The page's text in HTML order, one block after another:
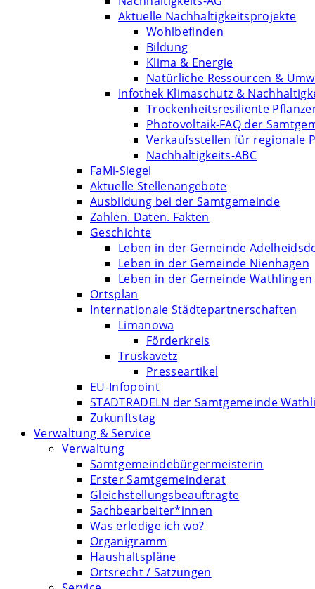
Aktuelle Nachhaltigkeitsprojekte
Wohlbefinden
Bildung
Klima & Energie
Natürliche Ressourcen &
Infothek Klimaschutz &
Trockenheitsresiliente
Photovoltaik-FAQ der
Verkaufsstellen für regionale
Nachhaltigkeits-ABC
FaMi-Siegel
Aktuelle Stellenangebote
Ausbildung bei der Samtgemeinde
Zahlen. Daten. Fakten
Geschichte
Leben in der Gemeinde
Leben in der Gemeinde Nienhagen
Leben in der Gemeinde Wathlingen
Ortsplan
Internationale Städtepartnerschaften
Limanowa
Förderkreis
Truskavetz
Presseartikel
EU-Infopoint
STADTRADELN der Samtgemeinde
Zukunftstag
Verwaltung & Service
Verwaltung
Samtgemeindebürgermeisterin
Erster Samtgemeinderat
Gleichstellungsbeauftragte
Sachbearbeiter*innen
Was erledige ich wo?
Organigramm
Haushaltspläne
Ortsrecht / Satzungen